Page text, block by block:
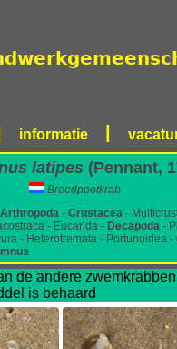
informatie
latipes (Pennant,
Breedpootkrab
Arthropoda - Crustacea -
- Eucarida - Decapoda -
- Heterotremata - Portunoidea -
de andere
is behaard